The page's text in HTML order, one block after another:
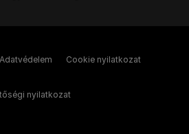
Adatvédelem Cookie nyilatkozat
nyilatkozat